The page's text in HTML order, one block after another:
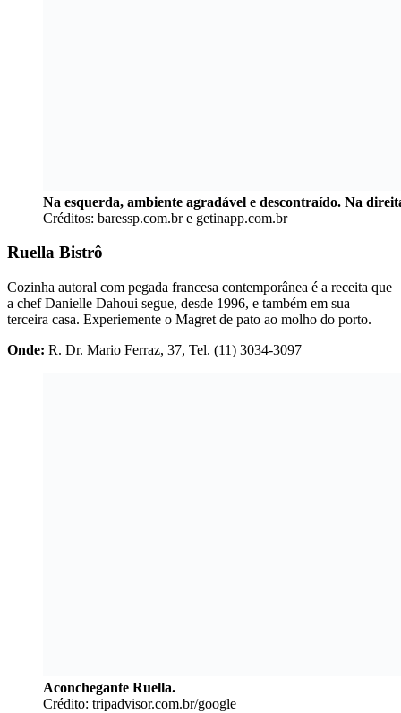
Na esquerda, ambiente agradável e descontraído. Na
Créditos: baressp.com.br e getinapp.com.br
Ruella Bistrô
Cozinha autoral com pegada francesa contemporânea é a receita que
a chef Danielle Dahoui segue, desde 1996, e também em sua
terceira casa. Experiemente o Magret de pato ao molho do porto.
Onde: R. Dr. Mario Ferraz, 37, Tel. (11) 3034-3097
Aconchegante Ruella.
Crédito: tripadvisor.com.br/google